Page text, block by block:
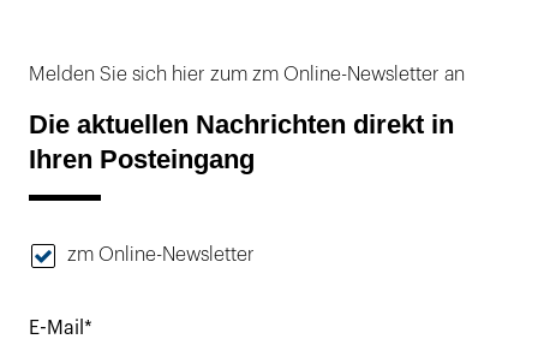
Melden Sie sich hier zum zm Online-Newsletter an
Die aktuellen Nachrichten direkt in
Ihren Posteingang
zm Online-Newsletter
E-Mail*